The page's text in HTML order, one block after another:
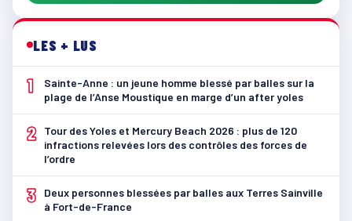
LES + LUS
1
Sainte-Anne : un jeune homme blessé par balles sur la
plage de l’Anse Moustique en marge d’un after yoles
2
Tour des Yoles et Mercury Beach 2026 : plus de 120
infractions relevées lors des contrôles des forces de
l’ordre
3
Deux personnes blessées par balles aux Terres Sainville
à Fort-de-France